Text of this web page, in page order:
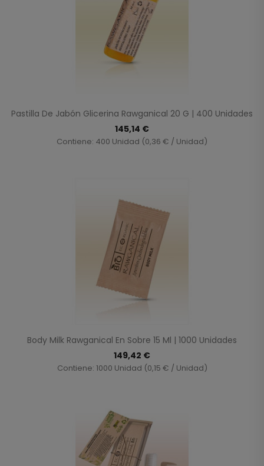
Pastilla De Jabón Glicerina Rawganical 20 G | 400 Unidades
145,14 €
Contiene: 400 Unidad (0,36 € / Unidad)
Body Milk Rawganical En Sobre 15 Ml | 1000 Unidades
149,42 €
Contiene: 1000 Unidad (0,15 € / Unidad)